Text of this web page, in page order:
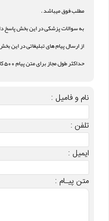
مطلب فوق میباشد .
به سوالات پزشکی در این بخش پاسخ
از ارسال پیام های تبلیغاتی در این
حداکثر طول مجاز برای متن پیام 500 کاراکتر است .
نام و فامیل :
تلفن :
ایمیل :
متن پیـام :